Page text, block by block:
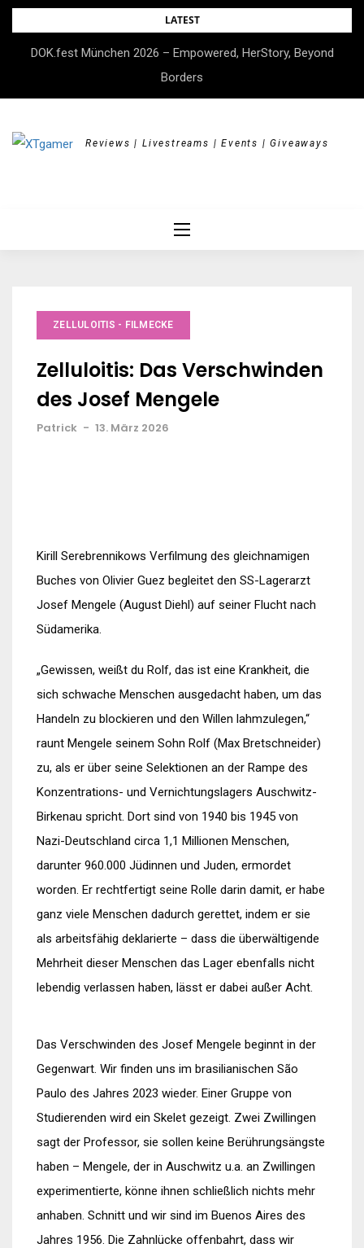
Skip
content
LATEST
DOK.fest München 2026 – Empowered, HerStory, Beyond
Borders
Reviews | Livestreams | Events | Giveaways
ZELLULOITIS - FILMECKE
Zelluloitis: Das Verschwinden
des Josef Mengele
Patrick - 13. März 2026
Kirill Serebrennikows Verfilmung des gleichnamigen
Buches von Olivier Guez begleitet den SS-Lagerarzt
Josef Mengele (August Diehl) auf seiner Flucht nach
Südamerika.
„Gewissen, weißt du Rolf, das ist eine Krankheit, die
sich schwache Menschen ausgedacht haben, um das
Handeln zu blockieren und den Willen lahmzulegen,“
raunt Mengele seinem Sohn Rolf (Max Bretschneider)
zu, als er über seine Selektionen an der Rampe des
Konzentrations- und Vernichtungslagers Auschwitz-
Birkenau spricht. Dort sind von 1940 bis 1945 von
Nazi-Deutschland circa 1,1 Millionen Menschen,
darunter 960.000 Jüdinnen und Juden, ermordet
worden. Er rechtfertigt seine Rolle darin damit, er habe
ganz viele Menschen dadurch gerettet, indem er sie
als arbeitsfähig deklarierte – dass die überwältigende
Mehrheit dieser Menschen das Lager ebenfalls nicht
lebendig verlassen haben, lässt er dabei außer Acht.
Das Verschwinden des Josef Mengele beginnt in der
Gegenwart. Wir finden uns im brasilianischen São
Paulo des Jahres 2023 wieder. Einer Gruppe von
Studierenden wird ein Skelet gezeigt. Zwei Zwillingen
sagt der Professor, sie sollen keine Berührungsängste
haben – Mengele, der in Auschwitz u.a. an Zwillingen
experimentierte, könne ihnen schließlich nichts mehr
anhaben. Schnitt und wir sind im Buenos Aires des
Jahres 1956. Die Zahnlücke offenbahrt, dass wir